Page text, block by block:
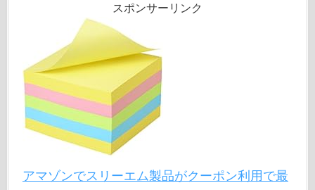
スポンサーリンク
アマゾンでスリーエム製品がクーポン利用で最